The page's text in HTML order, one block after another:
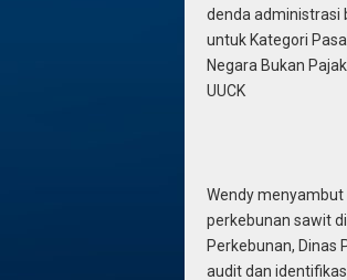
denda administrasi
untuk Kategori
Negara Bukan
UUCK
Wendy
perkebunan sawit
Perkebunan, Dinas
audit dan